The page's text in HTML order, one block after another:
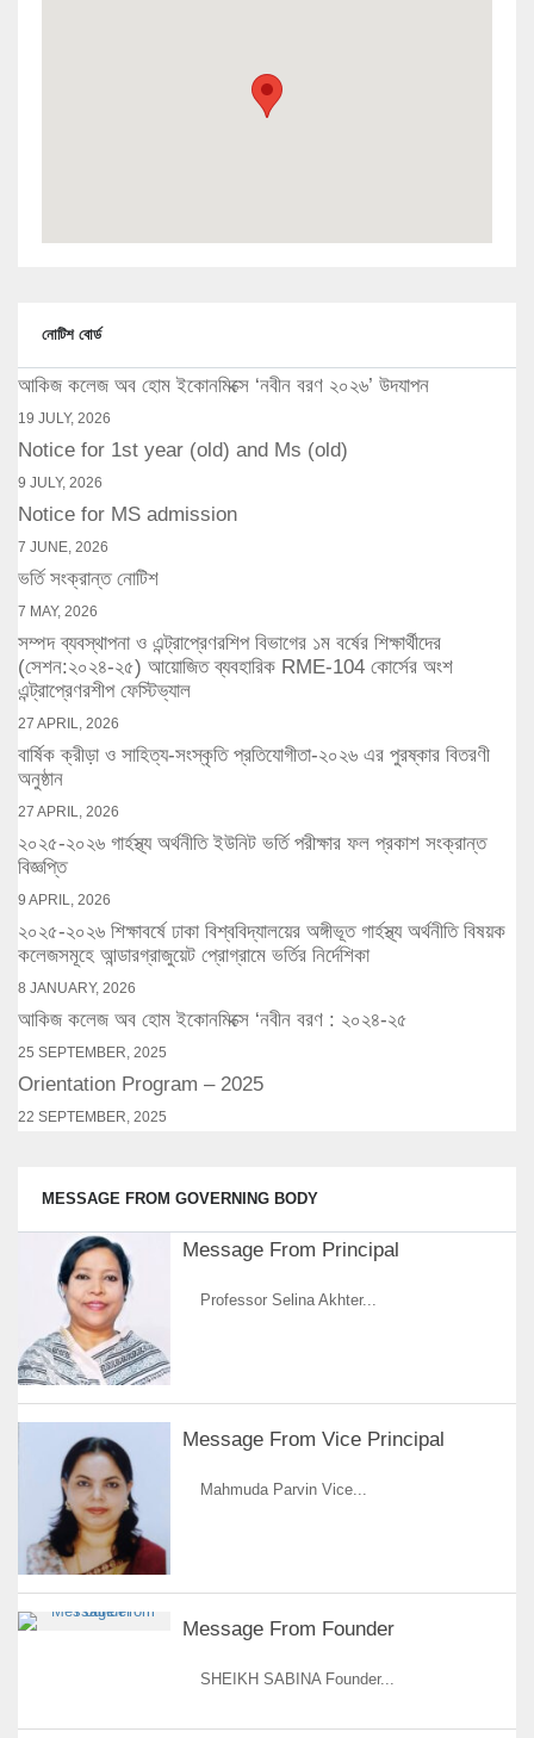
নোটিশ বোর্ড
আকিজ কলেজ অব হোম ইকোনমিক্সে ‘নবীন বরণ ২০২৬’ উদযাপন
19 JULY, 2026
Notice for 1st year (old) and Ms (old)
9 JULY, 2026
Notice for MS admission
7 JUNE, 2026
ভর্তি সংক্রান্ত নোটিশ
7 MAY, 2026
সম্পদ ব্যবস্থাপনা ও এন্ট্রাপ্রেণরশিপ বিভাগের ১ম বর্ষের শিক্ষার্থীদের
(সেশন:২০২৪-২৫) আয়োজিত ব্যবহারিক RME-104 কোর্সের অংশ
এন্ট্রাপ্রেণরশীপ ফেস্টিভ্যাল
27 APRIL, 2026
বার্ষিক ক্রীড়া ও সাহিত্য-সংস্কৃতি প্রতিযোগীতা-২০২৬ এর পুরষ্কার বিতরণী
অনুষ্ঠান
27 APRIL, 2026
২০২৫-২০২৬ গার্হস্থ্য অর্থনীতি ইউনিট ভর্তি পরীক্ষার ফল প্রকাশ সংক্রান্ত
বিজ্ঞপ্তি
9 APRIL, 2026
২০২৫-২০২৬ শিক্ষাবর্ষে ঢাকা বিশ্ববিদ্যালয়ের অঙ্গীভূত গার্হস্থ্য অর্থনীতি বিষয়ক
কলেজসমূহে আন্ডারগ্রাজুয়েট প্রোগ্রামে ভর্তির নির্দেশিকা
8 JANUARY, 2026
আকিজ কলেজ অব হোম ইকোনমিক্সে ‘নবীন বরণ : ২০২৪-২৫
25 SEPTEMBER, 2025
Orientation Program – 2025
22 SEPTEMBER, 2025
MESSAGE FROM GOVERNING BODY
Message From Principal
Professor Selina Akhter...
Message From Vice Principal
Mahmuda Parvin Vice...
Message From Founder
SHEIKH SABINA Founder...